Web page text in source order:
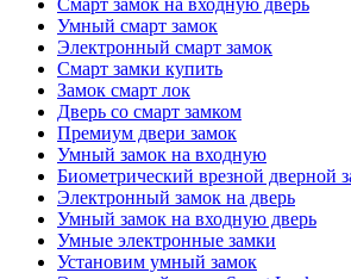
Смарт замок на входную дверь
Умный смарт замок
Электронный смарт замок
Смарт замки купить
Замок смарт лок
Дверь со смарт замком
Премиум двери замок
Умный замок на входную
Биометрический врезной дверной
Электронный замок на дверь
Умный замок на входную дверь
Умные электронные замки
Установим умный замок